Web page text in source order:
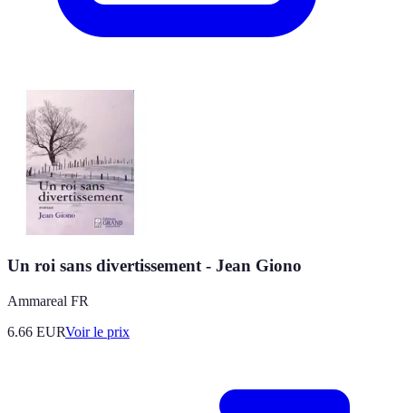
Un roi sans divertissement - Jean Giono
Ammareal FR
6.66 EURVoir le prix